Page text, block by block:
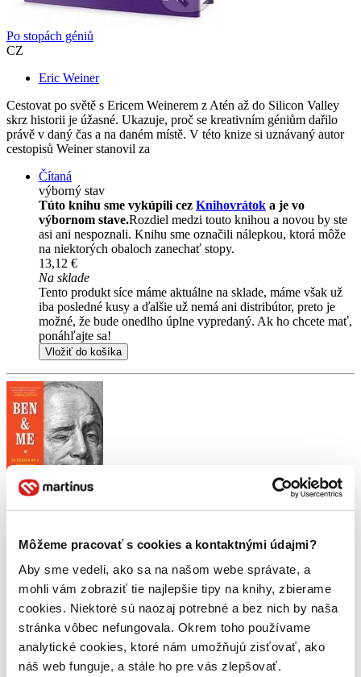
Môžeme pracovať s cookies a kontaktnými údajmi?
Aby sme vedeli, ako sa na našom webe správate, a
mohli vám zobraziť tie najlepšie tipy na knihy, zbierame
cookies. Niektoré sú naozaj potrebné a bez nich by naša
stránka vôbec nefungovala. Okrem toho používame
analytické cookies, ktoré nám umožňujú zisťovať, ako
náš web funguje, a stále ho pre vás zlepšovať.
Po stopách géniů
CZ
Eric Weiner
Cestovat po světě s Ericem Weinerem z Atén až do Silicon Valley
skrz historii je úžasné. Ukazuje, proč se kreativním géniům dařilo
právě v daný čas a na daném místě. V této knize si uznávaný autor
cestopisů Weiner stanovil za
Čítaná
výborný stav
Túto knihu sme vykúpili cez Knihovrátok a je vo
výbornom stave.Rozdiel medzi touto knihou a novou by ste
asi ani nespoznali. Knihu sme označili nálepkou, ktorá môže
na niektorých obaloch zanechať stopy.
13,12 €
Na sklade
Tento produkt síce máme aktuálne na sklade, máme však už
iba posledné kusy a ďalšie už nemá ani distribútor, preto je
možné, že bude onedlho úplne vypredaný. Ak ho chcete mať,
ponáhľajte sa!
Vložiť do košíka